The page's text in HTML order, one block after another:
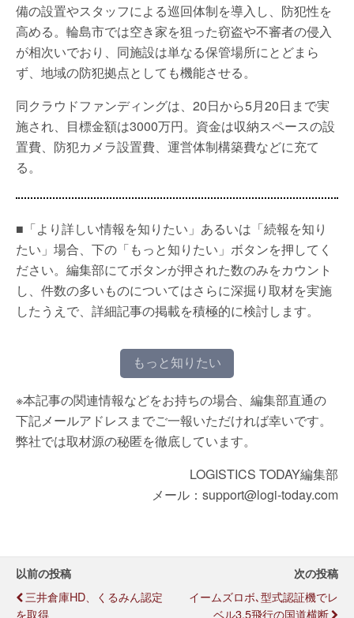
備の設置やスタッフによる巡回体制を導入し、防犯性を
高める。輪島市では空き家を狙った窃盗や不審者の侵入
が相次いでおり、同施設は単なる保管場所にとどまら
ず、地域の防犯拠点としても機能させる。
同クラウドファンディングは、20日から5月20日まで実
施され、目標金額は3000万円。資金は収納スペースの設
置費、防犯カメラ設置費、運営体制構築費などに充て
る。
■「より詳しい情報を知りたい」あるいは「続報を知り
たい」場合、下の「もっと知りたい」ボタンを押してく
ださい。編集部にてボタンが押された数のみをカウント
し、件数の多いものについてはさらに深掘り取材を実施
したうえで、詳細記事の掲載を積極的に検討します。
もっと知りたい
※本記事の関連情報などをお持ちの場合、編集部直通の
下記メールアドレスまでご一報いただければ幸いです。
弊社では取材源の秘匿を徹底しています。
LOGISTICS TODAY編集部
メール：support@logi-today.com
以前の投稿
三井倉庫HD、くるみん認定
を取得
次の投稿
イームズロボ､型式認証機でレ
ベル3.5飛行の国道横断